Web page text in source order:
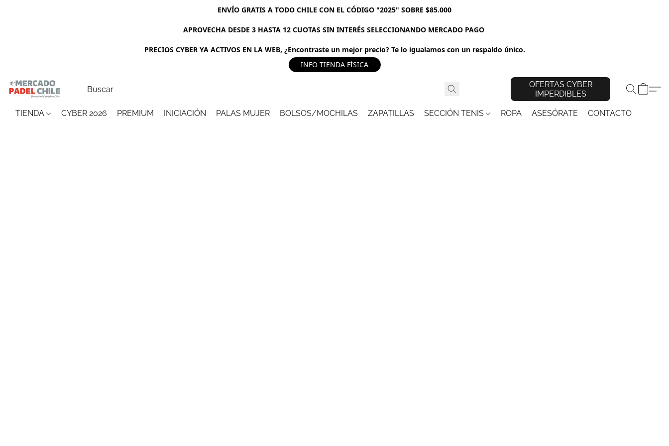
ENVÍO GRATIS A TODO CHILE CON EL CÓDIGO "2025" SOBRE $85.000
APROVECHA DESDE 3 HASTA 12 CUOTAS SIN INTERÉS SELECCIONANDO MERCADO PAGO
PRECIOS CYBER YA ACTIVOS EN LA WEB, ¿Encontraste un mejor precio? Te lo igualamos con un respaldo único.
INFO TIENDA FÍSICA
OFERTAS CYBER
IMPERDIBLES
TIENDA CYBER 2026 PREMIUM INICIACIÓN PALAS MUJER BOLSOS/MOCHILAS ZAPATILLAS SECCIÓN TENIS ROPA ASESÓRATE CONTACTO